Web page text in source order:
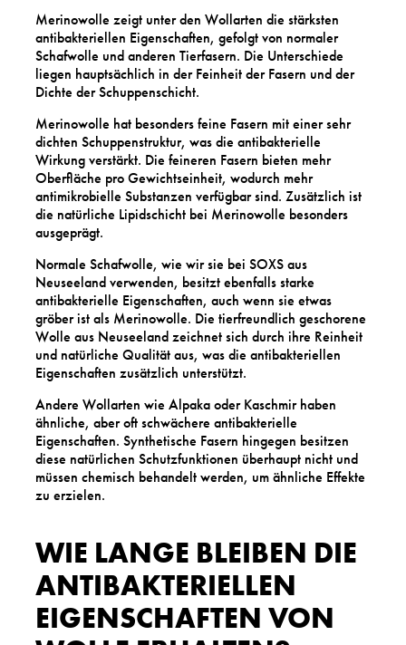
Merinowolle zeigt unter den Wollarten die stärksten
antibakteriellen Eigenschaften, gefolgt von normaler
Schafwolle und anderen Tierfasern. Die Unterschiede
liegen hauptsächlich in der Feinheit der Fasern und der
Dichte der Schuppenschicht.
Merinowolle hat besonders feine Fasern mit einer sehr
dichten Schuppenstruktur, was die antibakterielle
Wirkung verstärkt. Die feineren Fasern bieten mehr
Oberfläche pro Gewichtseinheit, wodurch mehr
antimikrobielle Substanzen verfügbar sind. Zusätzlich ist
die natürliche Lipidschicht bei Merinowolle besonders
ausgeprägt.
Normale Schafwolle, wie wir sie bei SOXS aus
Neuseeland verwenden, besitzt ebenfalls starke
antibakterielle Eigenschaften, auch wenn sie etwas
gröber ist als Merinowolle. Die tierfreundlich geschorene
Wolle aus Neuseeland zeichnet sich durch ihre Reinheit
und natürliche Qualität aus, was die antibakteriellen
Eigenschaften zusätzlich unterstützt.
Andere Wollarten wie Alpaka oder Kaschmir haben
ähnliche, aber oft schwächere antibakterielle
Eigenschaften. Synthetische Fasern hingegen besitzen
diese natürlichen Schutzfunktionen überhaupt nicht und
müssen chemisch behandelt werden, um ähnliche Effekte
zu erzielen.
WIE LANGE BLEIBEN DIE
ANTIBAKTERIELLEN
EIGENSCHAFTEN VON